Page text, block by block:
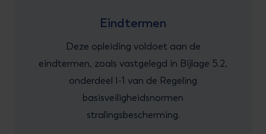
Eindtermen
Deze opleiding voldoet aan de
eindtermen, zoals vastgelegd in Bijlage 5.2,
onderdeel I-1 van de Regeling
basisveiligheidsnormen
stralingsbescherming.